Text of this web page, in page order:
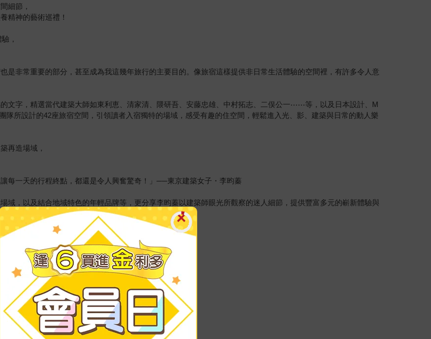
細節，
精神的藝術巡禮！
，
是非常重要的部分，甚至成為我這幾年旅行的主要目的。像旅宿這樣提供非日常生活體驗的空間裡，有許多令人意
文字，精選當代建築大師如東利恵、清家清、隈研吾、安藤忠雄、中村拓志、二俣公一⋯⋯等，以及日本設計、M
隊所設計的42座旅宿空間，引領讀者入宿獨特的場域，感受有趣的住空間，輕鬆進入光、影、建築與日常的動人樂
再造場域，
每一天的行程終點，都還是令人興奮驚奇！」──東京建築女子・李昀蓁
域，以及結合地域特色的年輕品牌等，更分享李昀蓁以建築師眼光所觀察的迷人細節，提供豐富多元的嶄新體驗與
王子飯店
團旅宿與虹夕諾雅系列
雄的設計旅宿
計
的空間
與熱情款待
看見不同角度的都心風景